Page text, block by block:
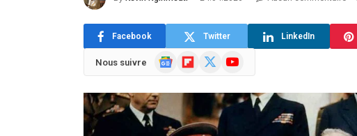
Facebook Twitter LinkedIn
Nous suivre
GoogleFlipboard YouTube